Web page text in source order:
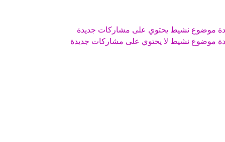
موضوع نشيط يحتوي على مشاركات جديدة
موضوع نشيط لا يحتوي على مشاركات جديدة